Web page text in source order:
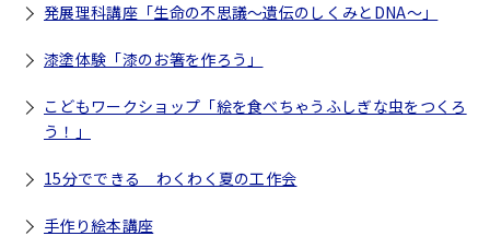
発展理科講座「生命の不思議～遺伝のしくみとDNA～」
漆塗体験「漆のお箸を作ろう」
こどもワークショップ「絵を食べちゃうふしぎな虫をつくろ
う！」
15分でできる わくわく夏の工作会
手作り絵本講座